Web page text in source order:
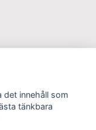
det innehåll som
tänkbara